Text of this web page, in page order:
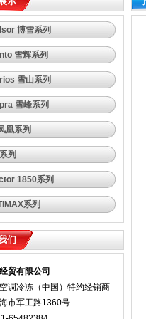
博雪系列
雪辉系列
雪山系列
雪峰系列
凰系列
列
1850系列
系列
们
贸有限公司
调冷冻（中国）特约经销商
市军工路1360号